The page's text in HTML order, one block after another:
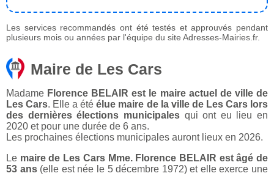
Les services recommandés ont été testés et approuvés pendant
plusieurs mois ou années par l'équipe du site Adresses-Mairies.fr.
Maire de Les Cars
Madame Florence BELAIR est le maire actuel de ville de
Les Cars. Elle a étéélue maire de la ville de Les Cars lors
des dernières élections municipalesqui ont eu lieu en
2020 et pour une durée de 6 ans.
Les prochaines élections municipales auront lieux en 2026.
Le maire de Les Cars Mme. Florence BELAIR est âgé de
53 ans(elle est née le 5 décembre 1972) et elle exerce une